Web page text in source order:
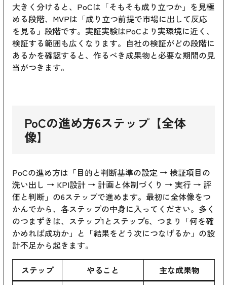
大きく分けると、PoCは「そもそも成り立つか」を見極
める段階、MVPは「成り立つ前提で市場に出して反応
を見る」段階です。実証実験はPoCより実環境に近く、
検証する範囲も広くなります。自社の検証がどの段階に
あるかを確認すると、作るべき成果物と必要な期間の見
当がつきます。
PoCの進め方6ステップ【全体
像】
PoCの進め方は「目的と判断基準の設定 → 検証項目の
洗い出し → KPI設計 → 計画と体制づくり → 実行 → 評
価と判断」の6ステップで進めます。最初に全体像をつ
かんでから、各ステップの中身に入ってください。多く
のつまずきは、ステップ1とステップ6、つまり「何を確
かめれば成功か」と「結果をどう次につなげるか」の設
計不足から起きます。
ステップ やること
主な成果物